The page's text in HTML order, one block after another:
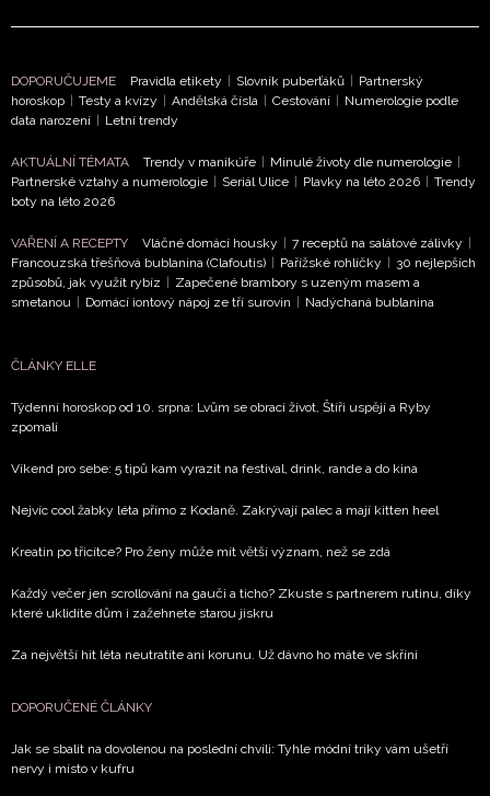
DOPORUČUJEME Pravidla etikety | Slovník puberťáků | Partnerský
horoskop | Testy a kvízy | Andělská čísla | Cestování | Numerologie podle
data narození | Letní trendy
AKTUÁLNÍ TÉMATA Trendy v manikúře | Minulé životy dle numerologie |
Partnerské vztahy a numerologie | Seriál Ulice | Plavky na léto 2026 | Trendy
boty na léto 2026
VAŘENÍ A RECEPTY Vláčné domácí housky | 7 receptů na salátové zálivky |
Francouzská třešňová bublanina (Clafoutis) | Pařížské rohlíčky | 30 nejlepších
způsobů, jak využít rybíz | Zapečené brambory s uzeným masem a
smetanou | Domácí iontový nápoj ze tří surovin | Nadýchaná bublanina
ČLÁNKY ELLE
Týdenní horoskop od 10. srpna: Lvům se obrací život, Štíři uspějí a Ryby
zpomalí
Víkend pro sebe: 5 tipů kam vyrazit na festival, drink, rande a do kina
Nejvíc cool žabky léta přímo z Kodaně. Zakrývají palec a mají kitten heel
Kreatin po třicítce? Pro ženy může mít větší význam, než se zdá
Každý večer jen scrollování na gauči a ticho? Zkuste s partnerem rutinu, díky
které uklidíte dům i zažehnete starou jiskru
Za největší hit léta neutratíte ani korunu. Už dávno ho máte ve skříni
DOPORUČENÉ ČLÁNKY
Jak se sbalit na dovolenou na poslední chvíli: Tyhle módní triky vám ušetří
nervy i místo v kufru